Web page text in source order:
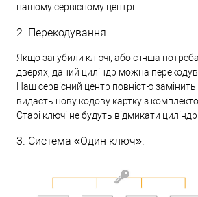
нашому сервісному центрі.
2. Перекодування.
Якщо загубили ключі, або є інша
дверях, даний циліндр можна
Наш сервісний центр повністю замінить
видасть нову кодову картку з
Старі ключі не будуть відмикати циліндр.
3. Система «Один ключ».